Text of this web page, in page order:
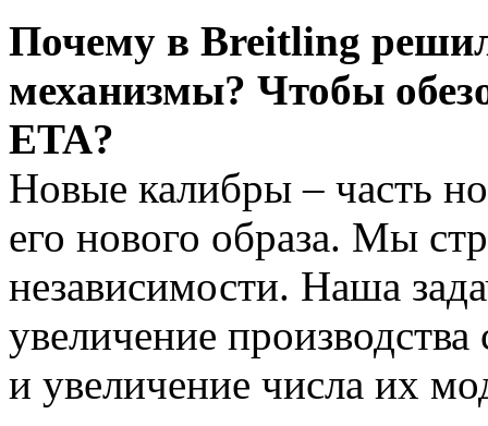
Почему в Breitling
механизмы? Чтобы
ETA?
Новые калибры – часть
его нового образа. Мы
независимости. Наша
увеличение
и увеличение числа их